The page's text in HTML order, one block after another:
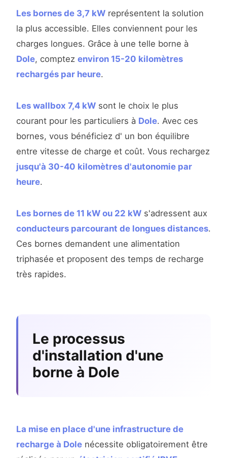
Les bornes de 3,7 kW représentent la solution
la plus accessible. Elles conviennent pour les
charges longues. Grâce à une telle borne à
Dole, comptez environ 15-20 kilomètres
rechargés par heure.
Les wallbox 7,4 kW sont le choix le plus
courant pour les particuliers à Dole. Avec ces
bornes, vous bénéficiez d' un bon équilibre
entre vitesse de charge et coût. Vous rechargez
jusqu'à 30-40 kilomètres d'autonomie par
heure.
Les bornes de 11 kW ou 22 kW s'adressent aux
conducteurs parcourant de longues distances.
Ces bornes demandent une alimentation
triphasée et proposent des temps de recharge
très rapides.
Le processus
d'installation d'une
borne à Dole
La mise en place d'une infrastructure de
recharge à Dole nécessite obligatoirement être